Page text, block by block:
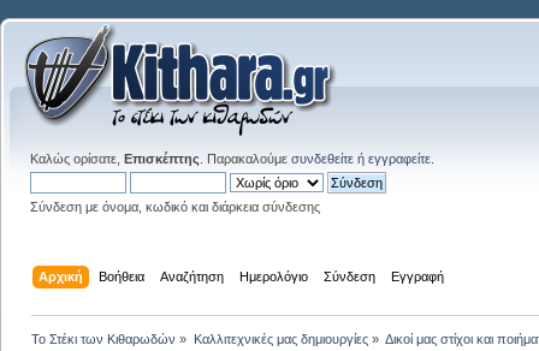
Καλώς ορίσατε, Επισκέπτης . Παρακαλούμε συνδεθείτε ή εγγραφείτε
Σύνδεση με όνομα, κωδικό και διάρκεια σύνδεσης
Αρχική Βοήθεια Αναζήτηση Ημερολόγιο Σύνδεση Εγγραφή
Το Στέκι των Κιθαρωδών » Καλλιτεχνικές μας δημιουργίες» Δικοί μας στίχοι και